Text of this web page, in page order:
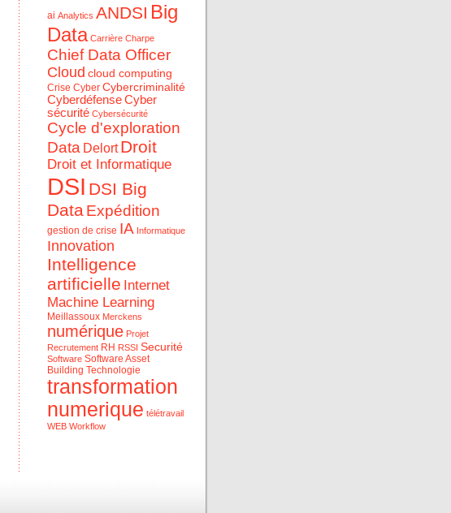
ai Analytics ANDSI Big
Data Carrière Charpe
Chief Data Officer
Cloud cloud computing
Crise Cyber Cybercriminalité
CyberdéfenseCyber
sécurité Cybersécurité
Cycle d'exploration
Data Delort Droit
Droit et Informatique
DSI DSI Big
DataExpédition
gestion de crise IA Informatique
Innovation
Intelligence
artificielle Internet
Machine Learning
Meillassoux Merckens
numérique Projet
Recrutement RH RSSI Securité
Software Software Asset
Building Technologie
transformation
numerique télétravail
WEB Workflow